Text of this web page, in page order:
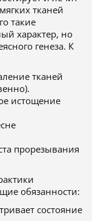
тканей
такие
характер, но
генеза. К
тканей
истощение
прорезывания
обязанности:
состояние